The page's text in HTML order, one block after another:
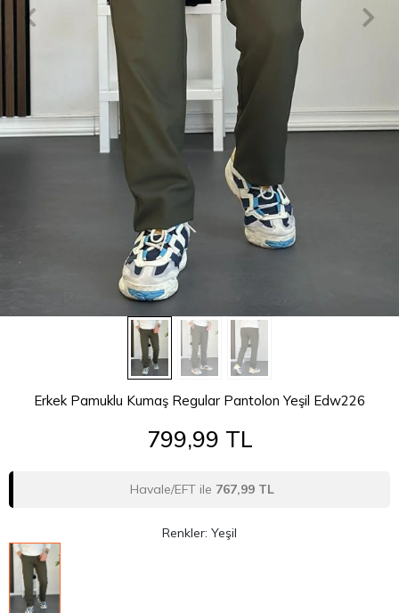
Erkek Pamuklu Kumaş Regular Pantolon Yeşil Edw226
799,99 TL
Havale/EFT ile 767,99 TL
Renkler: Yeşil